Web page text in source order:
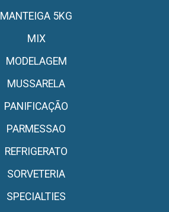
MANTEIGA 5KG
MIX
MODELAGEM
MUSSARELA
PANIFICAÇÃO
PARMESSAO
REFRIGERATO
SORVETERIA
SPECIALTIES